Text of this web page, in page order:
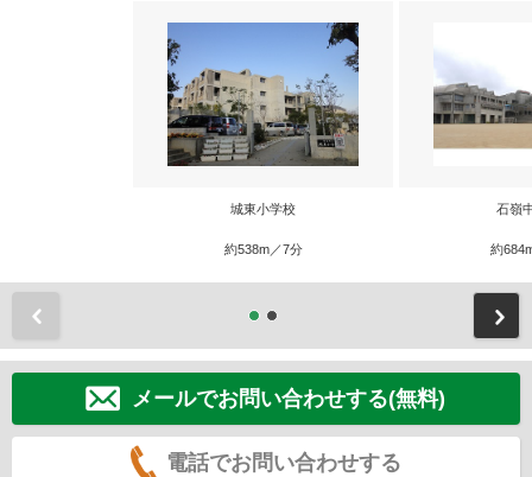
城東小学校
約538m／7分
石嶺
約
メールでお問い合わせする(無料)
電話でお問い合わせする